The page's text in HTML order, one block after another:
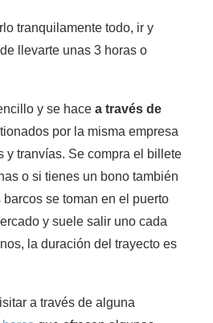
tranquilamente todo, ir y
llevarte unas 3 horas o
y se hace a través de
por la misma empresa
y tranvías. Se compra el billete
o si tienes un bono también
barcos se toman en el puerto
y suele salir uno cada
la duración del trayecto es
a través de alguna